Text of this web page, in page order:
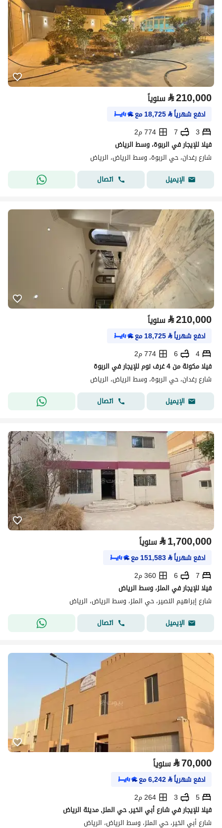
⃁210,000 سنوياً
ادفع شهرياً⃁
18,725مع
3
7
774 م2
فيلا للإيجار في الربوة، وسط الرياض
شارع رغدان، حي الربوة، وسط الرياض، الرياض
الإيميل
اتصال
⃁210,000 سنوياً
ادفع شهرياً⃁
18,725مع
4
6
774 م2
فيلا مكونة من 4 غرف نوم للإيجار في الربوة
شارع رغدان، حي الربوة، وسط الرياض، الرياض
الإيميل
اتصال
⃁1,700,000 سنوياً
ادفع شهرياً⃁
151,583مع
7
6
360 م2
فيلا للإيجار في الملز، وسط الرياض
شارع إبراهيم النصير، حي الملز، وسط الرياض، الرياض
الإيميل
اتصال
⃁70,000 سنوياً
ادفع شهرياً⃁
6,242مع
5
3
264 م2
فيلا للإيجار في شارع أبي الخير, حي الملز, مدينة الرياض
شارع أبي الخير، حي الملز، وسط الرياض، الرياض